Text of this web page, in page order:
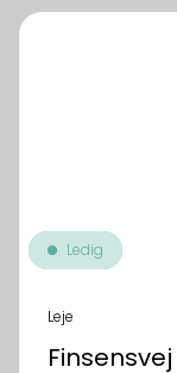
Ledig
Leje
Finsensvej